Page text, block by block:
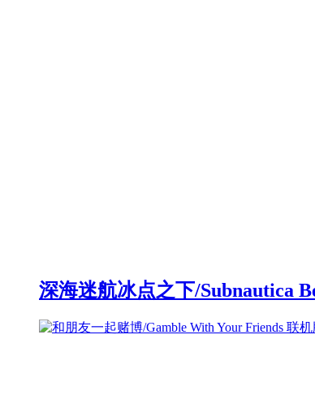
深海迷航冰点之下/Subnautica